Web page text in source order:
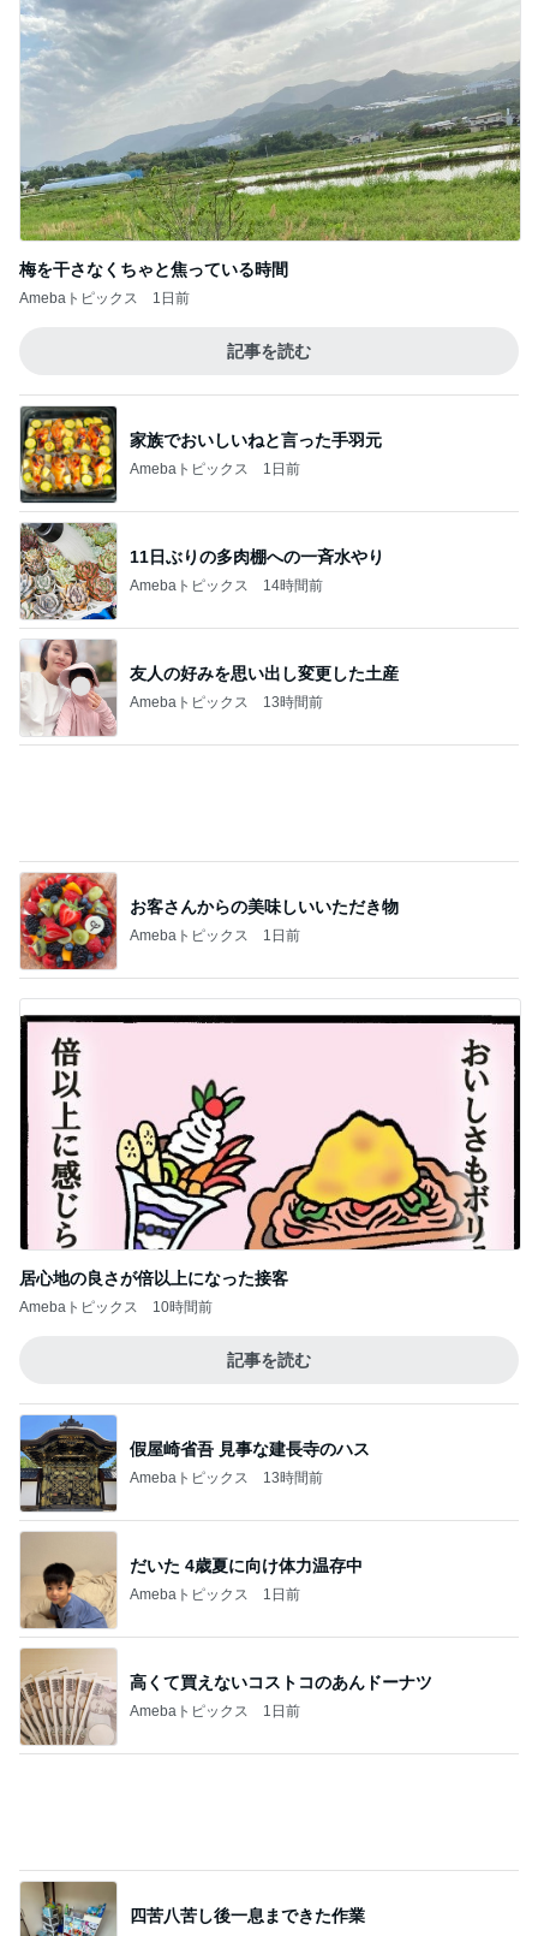
梅を干さなくちゃと焦っている時間
Amebaトピックス 1日前
記事を読む
家族でおいしいねと言った手羽元
Amebaトピックス 1日前
11日ぶりの多肉棚への一斉水やり
Amebaトピックス 14時間前
友人の好みを思い出し変更した土産
Amebaトピックス 13時間前
お客さんからの美味しいいただき物
Amebaトピックス 1日前
居心地の良さが倍以上になった接客
Amebaトピックス 10時間前
記事を読む
假屋崎省吾 見事な建長寺のハス
Amebaトピックス 13時間前
だいた 4歳夏に向け体力温存中
Amebaトピックス 1日前
高くて買えないコストコのあんドーナツ
Amebaトピックス 1日前
四苦八苦し後一息まできた作業